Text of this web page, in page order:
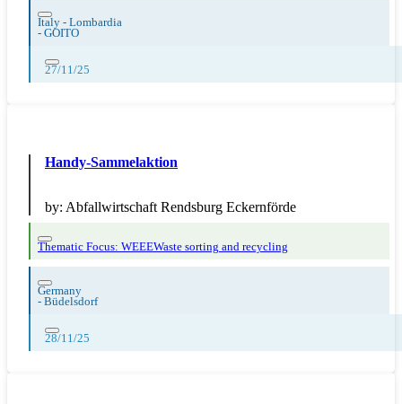
Italy - Lombardia
- GOITO
27/11/25
Handy-Sammelaktion
by: Abfallwirtschaft Rendsburg Eckernförde
Thematic Focus: WEEEWaste sorting and recycling
Germany
- Büdelsdorf
28/11/25